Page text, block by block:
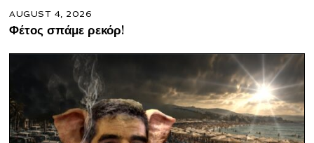
AUGUST 4, 2026
Φέτος σπάμε ρεκόρ!